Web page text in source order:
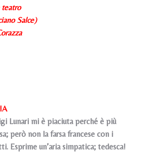
teatro
Salce)
Lunari mi è piaciuta perché è più
però non la farsa francese con i
Esprime un’aria simpatica; tedesca!